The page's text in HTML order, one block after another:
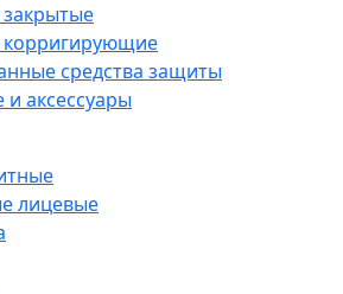
средства защиты
аксессуары
лицевые